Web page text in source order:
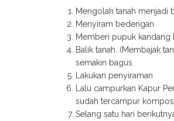
Mengolah tanah menjadi
Menyiram bedengan
Memberi pupuk kandang
Balik tanah. (Membajak
semakin bagus.
Lakukan penyiraman
Lalu campurkan Kapur
sudah tercampur kompos.
Selang satu hari